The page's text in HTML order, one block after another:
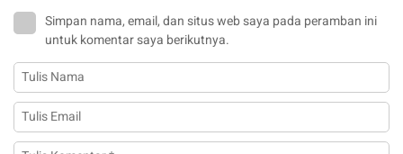
Simpan nama, email, dan situs web saya pada peramban ini
untuk komentar saya berikutnya.